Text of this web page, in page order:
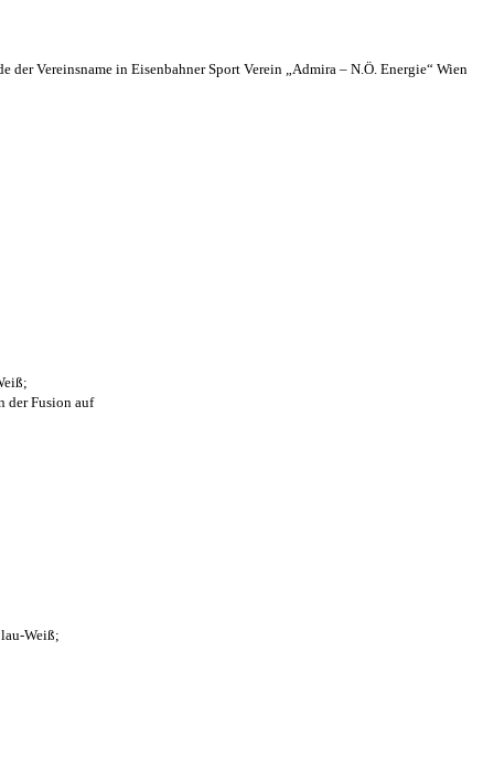
der Vereinsname in Eisenbahner Sport Verein „Admira – N.Ö. Energie“ Wien
der Fusion auf
Weiß;